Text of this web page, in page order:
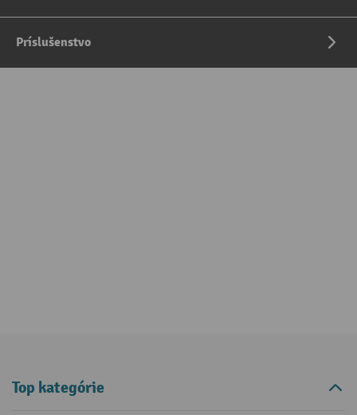
Príslušenstvo
Top kategórie